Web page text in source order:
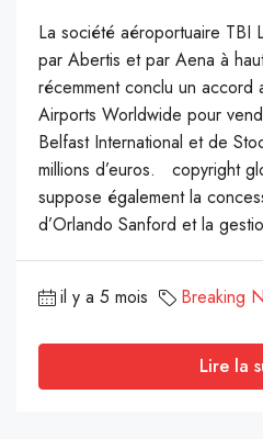
La société aéroportuaire TBI
par Abertis et par Aena à
récemment conclu un
Airports Worldwide pour
Belfast International et de
millions d’euros. copyright
suppose également la
d’Orlando Sanford et la
il y a 5 mois Breaking
Lire la